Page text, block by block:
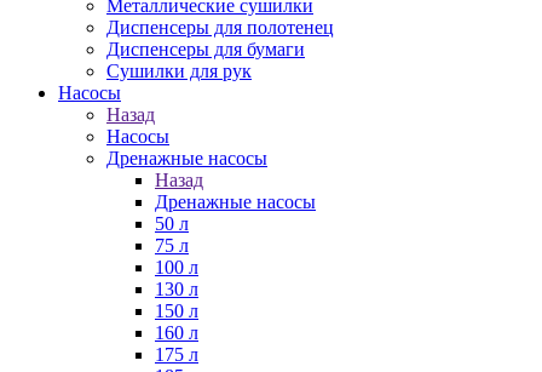
Металлические сушилки
Диспенсеры для полотенец
Диспенсеры для бумаги
Сушилки для рук
Насосы
Назад
Насосы
Дренажные насосы
Назад
Дренажные насосы
50 л
75 л
100 л
130 л
150 л
160 л
175 л